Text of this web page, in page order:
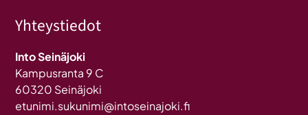
Yhteystiedot
Into Seinäjoki
Kampusranta 9 C
60320 Seinäjoki
etunimi.sukunimi@intoseinajoki.fi